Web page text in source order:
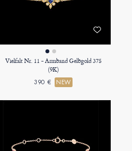
Vielfalt Nr. 11 - Armband Gelbgold 375
(9K)
390 € NEW